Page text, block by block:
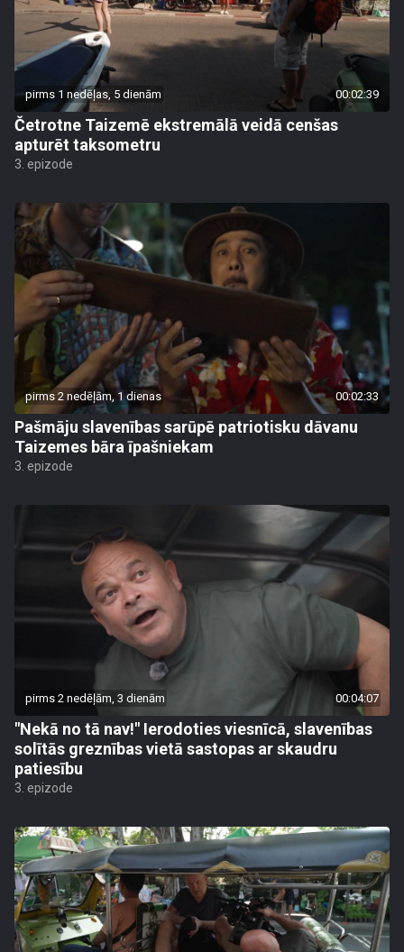
pirms 1 nedēļas, 5 dienām 00:02:39
Četrotne Taizemē ekstremālā veidā cenšas
apturēt taksometru
3. epizode
pirms 2 nedēļām, 1 dienas 00:02:33
Pašmāju slavenības sarūpē patriotisku dāvanu
Taizemes bāra īpašniekam
3. epizode
pirms 2 nedēļām, 3 dienām 00:04:07
"Nekā no tā nav!" Ierodoties viesnīcā, slavenības
solītās greznības vietā sastopas ar skaudru
patiesību
3. epizode